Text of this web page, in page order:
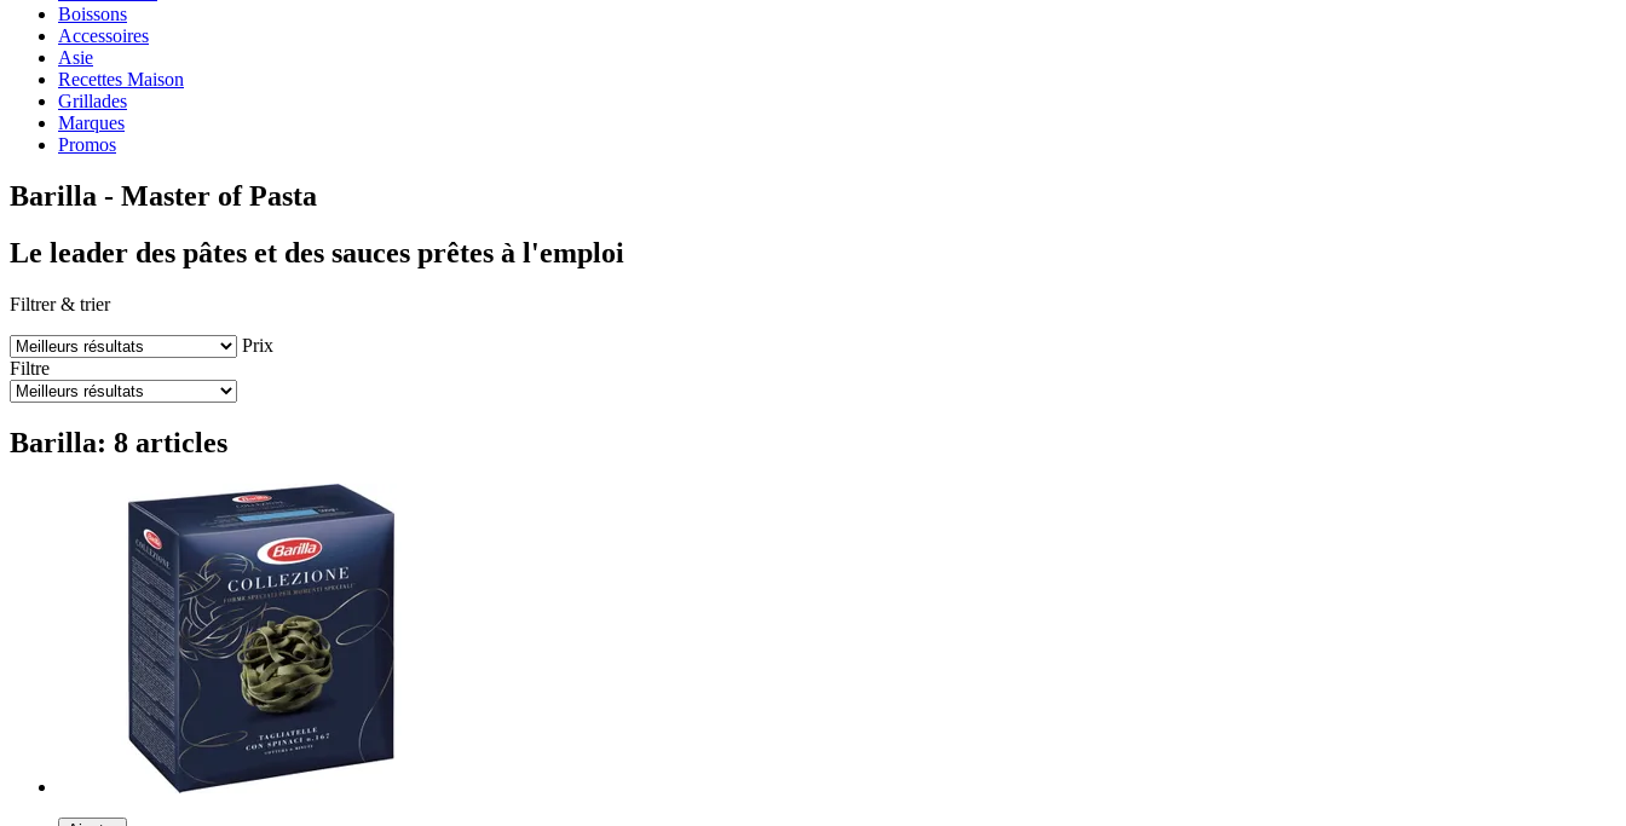
Boissons
Accessoires
Asie
Recettes Maison
Grillades
Marques
Promos
Barilla - Master of Pasta
Le leader des pâtes et des sauces prêtes à l'emploi
Filtrer & trier
Prix
Filtre
Barilla: 8 articles